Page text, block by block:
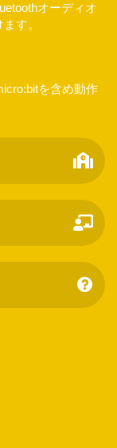
オーディオ
す。
を含め動作